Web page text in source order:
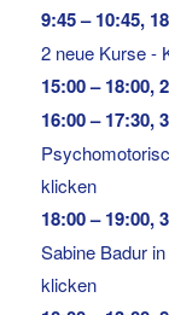
9:45– 10:45,
2 neue Kurse -
15:00– 18:00,
16:00– 17:30,
klicken
18:00– 19:00,
Sabine Badur
klicken